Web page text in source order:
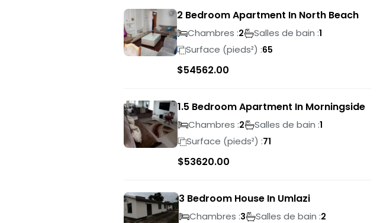
2 Bedroom Apartment In North Beach
Chambres :2 Salles de bain :1
Surface (pieds²) :65
$54562.00
1.5 Bedroom Apartment In Morningside
Chambres :2 Salles de bain :1
Surface (pieds²) :71
$53620.00
3 Bedroom House In Umlazi
Chambres :3 Salles de bain :2